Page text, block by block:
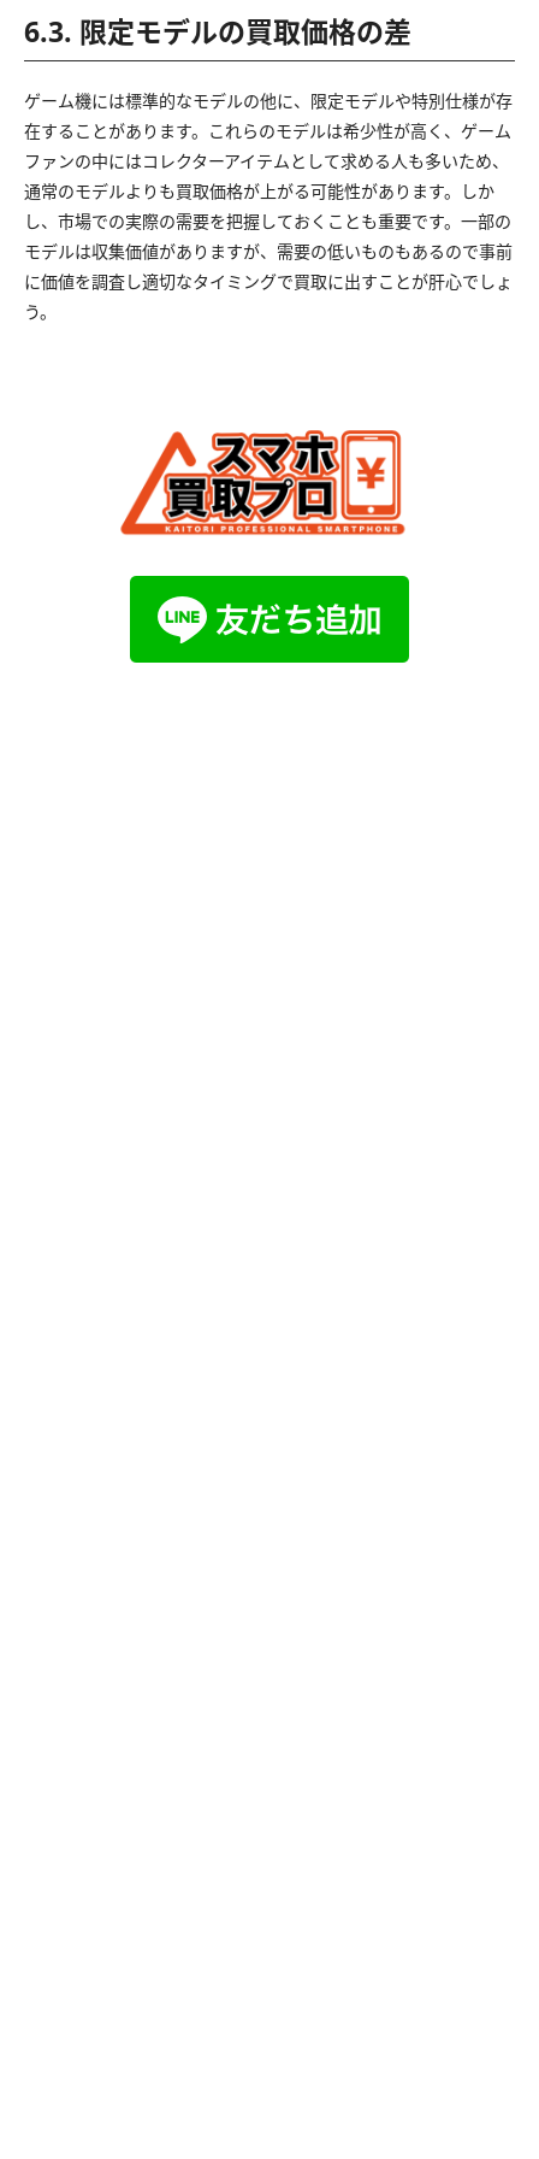
6.3. 限定モデルの買取価格の差
ゲーム機には標準的なモデルの他に、限定モデルや特別仕様が存
在することがあります。これらのモデルは希少性が高く、ゲーム
ファンの中にはコレクターアイテムとして求める人も多いため、
通常のモデルよりも買取価格が上がる可能性があります。しか
し、市場での実際の需要を把握しておくことも重要です。一部の
モデルは収集価値がありますが、需要の低いものもあるので事前
に価値を調査し適切なタイミングで買取に出すことが肝心でしょ
う。